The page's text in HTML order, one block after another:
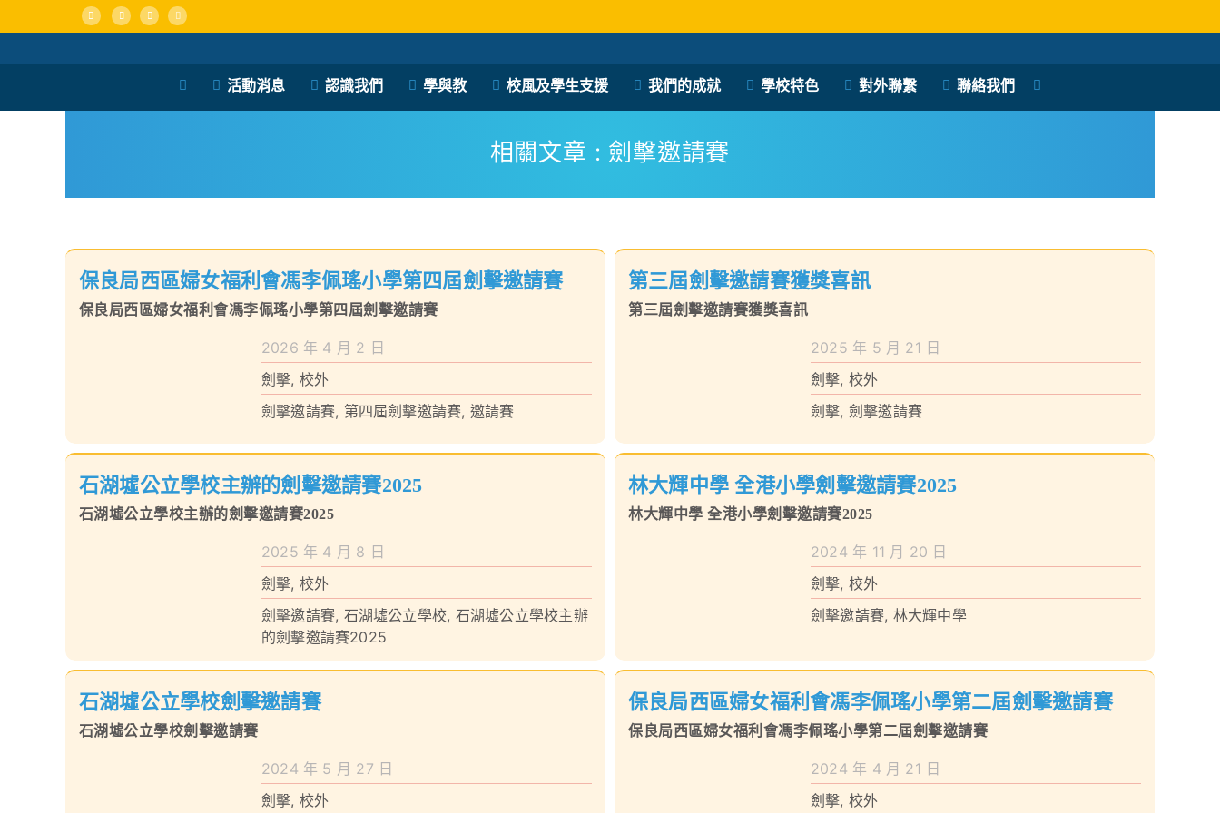
to
content
活動消息
認識我們 學與教 校風及學生支援 我們的成就 學校特色 對外聯繫 聯絡我們
保良局西區婦女福利會馮李佩瑤小學
相關文章 : 劍擊邀請賽
保良局西區婦女福利會馮李佩瑤小學第四屆劍擊邀請賽
保良局西區婦女福利會馮李佩瑤小學第四屆劍擊邀請賽
2026 年 4 月 2 日
劍擊, 校外
劍擊邀請賽, 第四屆劍擊邀請賽, 邀請賽
第三屆劍擊邀請賽獲獎喜訊
第三屆劍擊邀請賽獲獎喜訊
2025 年 5 月 21 日
劍擊, 校外
劍擊, 劍擊邀請賽
石湖墟公立學校主辦的劍擊邀請賽2025
石湖墟公立學校主辦的劍擊邀請賽2025
2025 年 4 月 8 日
劍擊, 校外
劍擊邀請賽, 石湖墟公立學校, 石湖墟公立學校主辦
的劍擊邀請賽2025
林大輝中學 全港小學劍擊邀請賽2025
林大輝中學 全港小學劍擊邀請賽2025
2024 年 11 月 20 日
劍擊, 校外
劍擊邀請賽, 林大輝中學
石湖墟公立學校劍擊邀請賽
石湖墟公立學校劍擊邀請賽
2024 年 5 月 27 日
劍擊, 校外
保良局西區婦女福利會馮李佩瑤小學第二屆劍擊邀請賽
保良局西區婦女福利會馮李佩瑤小學第二屆劍擊邀請賽
2024 年 4 月 21 日
劍擊, 校外